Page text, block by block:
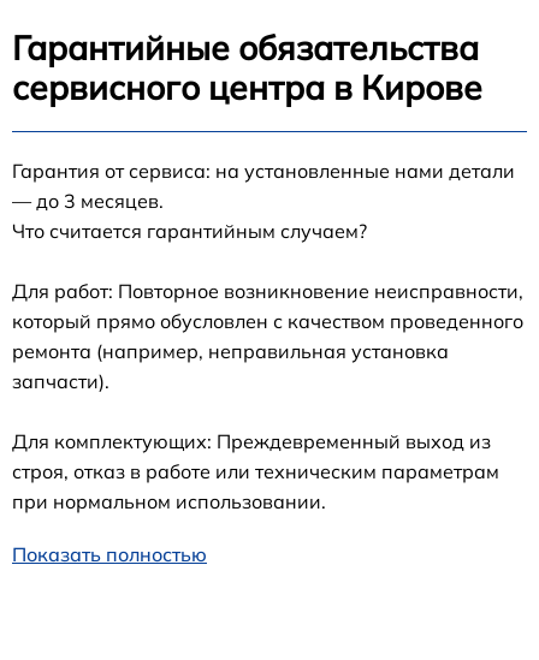
Гарантийные обязательства
сервисного центра в Кирове
Гарантия от сервиса: на установленные нами детали
— до 3 месяцев.
Что считается гарантийным случаем?
Для работ: Повторное возникновение неисправности,
который прямо обусловлен с качеством проведенного
ремонта (например, неправильная установка
запчасти).
Для комплектующих: Преждевременный выход из
строя, отказ в работе или техническим параметрам
при нормальном использовании.
Показать полностью